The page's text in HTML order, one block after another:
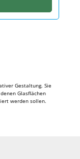
Gestaltung. Sie
Glasflächen
werden sollen.